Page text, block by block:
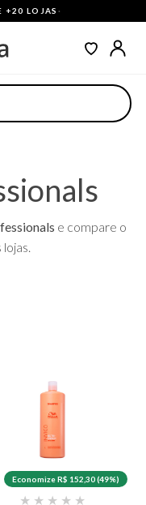
+20 LOJAS ·
e compare o
Economize R$ 152,30 (49%)
★ ★ ★ ★ ★